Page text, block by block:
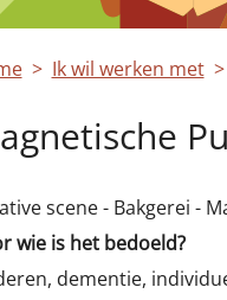
Ik wil werken met
scene - Bakgerei -
wie is het bedoeld?
dementie,